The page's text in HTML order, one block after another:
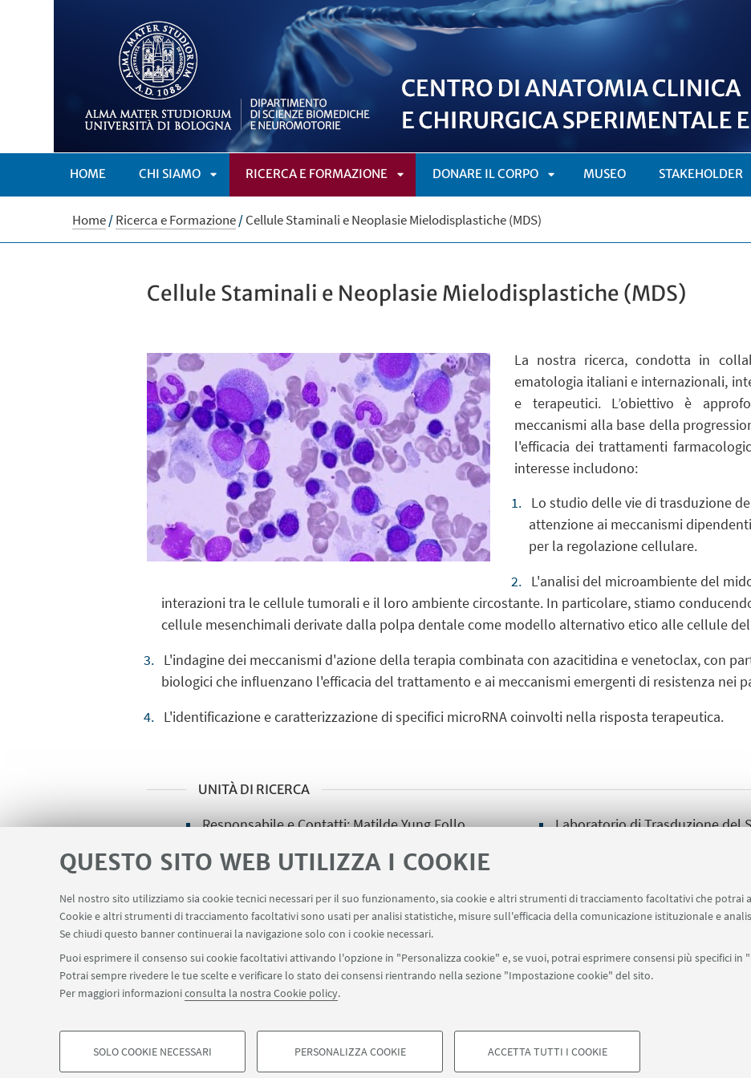
QUESTO SITO WEB UTILIZZA I COOKIE
Nel nostro sito utilizziamo sia cookie tecnici necessari per il suo funzionamento, sia cookie e altri strumenti di tracciamento facoltativi che potrai
Cookie e altri strumenti di tracciamento facoltativi sono usati per analisi statistiche, misure sull'efficacia della comunicazione istituzionale e
Se chiudi questo banner continuerai la navigazione solo con i cookie necessari.
Puoi esprimere il consenso sui cookie facoltativi attivando l'opzione in "Personalizza cookie" e, se vuoi, potrai esprimere consensi più specifici in
Potrai sempre rivedere le tue scelte e verificare lo stato dei consensi rientrando nella sezione "Impostazione cookie" del sito.
Per maggiori informazioniconsulta la nostra Cookie policy.
COOKIE DI PROFILAZIONE - FACOLTATIVI COOKIE TECNICI - NECESSARI
SOLO COOKIE NECESSARI PERSONALIZZA COOKIE ACCETTA TUTTI I COOKIE
HOME CHI SIAMO
APRI
RICERCA E FORMAZIONE
APRI
DONARE IL CORPO MUSEO STAKEHOLDER
Home/Ricerca e Formazione/Cellule Staminali e Neoplasie Mielodisplastiche (MDS)
Cellule Staminali e Neoplasie Mielodisplastiche (MDS)
La nostra ricerca, condotta in
ematologia italiani e internazionali,
e terapeutici. L’obiettivo è
meccanismi alla base della
l'efficacia dei trattamenti
interesse includono:
Lo studio delle vie di trasduzione
attenzione ai meccanismi
per la regolazione cellulare.
L'analisi del microambiente del
interazioni tra le cellule tumorali e il loro ambiente circostante. In particolare, stiamo
cellule mesenchimali derivate dalla polpa dentale come modello alternativo etico alle cellule
L'indagine dei meccanismi d'azione della terapia combinata con azacitidina e venetoclax, con
biologici che influenzano l'efficacia del trattamento e ai meccanismi emergenti di resistenza nei
L'identificazione e caratterizzazione di specifici microRNA coinvolti nella risposta terapeutica.
UNITÀ DI RICERCA
Responsabile e Contatti: Matilde Yung Follo Laboratorio di Trasduzione del
Via Irnerio 48 - 40126 Bologna
+39 051 2091511
dibinem.donazionedelcorpo@unibo.it
Contatti
©Copyright 2026 - ALMA MATER STUDIORUM - Università di Bologna - Via Zamboni, 33 - 40126 Bologna - PI: 01131710376 - CF: